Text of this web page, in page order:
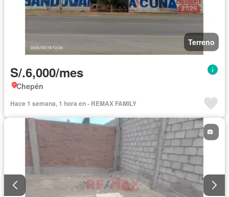
Terreno
S/.6,000/mes
Chepén
Hace 1 semana, 1 hora en - REMAX FAMILY